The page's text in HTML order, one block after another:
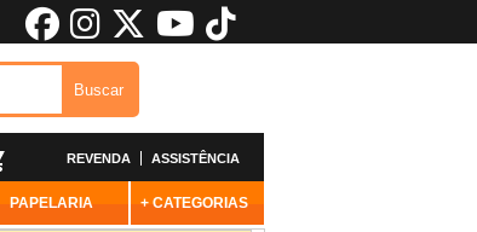
REVENDA ASSISTÊNCIA
PAPELARIA + CATEGORIAS